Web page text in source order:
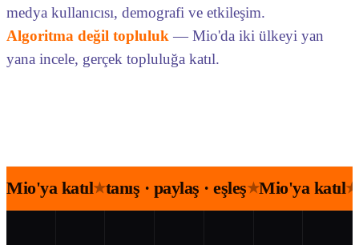
medya kullanıcısı, demografi ve etkileşim.
Algoritma değil topluluk — Mio'da iki ülkeyi yan
yana incele, gerçek topluluğa katıl.
Mio'ya katıl★tanış · paylaş · eşleş★Mio'ya katıl★